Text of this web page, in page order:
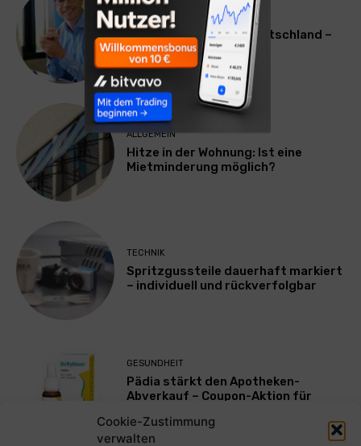
Cookie-Zustimmung
verwalten
TECHNIK
Wasserknappheit in Deutschland –
IT kann helfen
ALLGEMEIN
Hitze in der Wohnung: Ist eine
Mietminderung möglich?
TECHNIK
Spritzgussteile dauerhaft markiert
– individuell und rückverfolgbar
GESUNDHEIT
Pädia stärkt den Apotheken-
Abverkauf – Coupon-Aktion für